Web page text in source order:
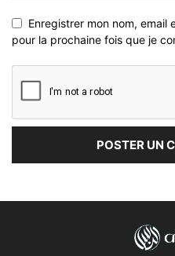
Enregistrer mon nom,
pour la prochaine fois que je